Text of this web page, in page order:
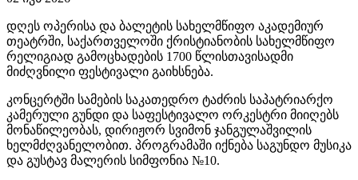
დღეს ოპერისა და ბალეტის სახელმწიფო აკადემიურ
თეატრში, საქართველოში ქრისტიანობის სახელმწიფო
რელიგიად გამოცხადების 1700 წლისთავისადმი
მიძღვნილი ფესტივალი გაიხსნება.
კონცერტში სამების საკათედრო ტაძრის საპატრიარქო
კამერული გუნდი და საფესტივალო ორკესტრი მიიღებს
მონაწილეობას, დირიჟორ სვიმონ ჯანგულაშვილის
ხელმძღვანელობით. პროგრამაში იქნება საგუნდო მუსიკა
და გუსტავ მალერის სიმფონია №10.